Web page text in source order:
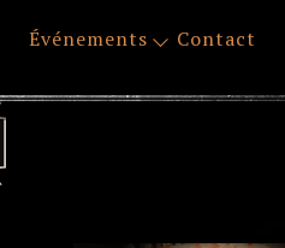
Événements Contact